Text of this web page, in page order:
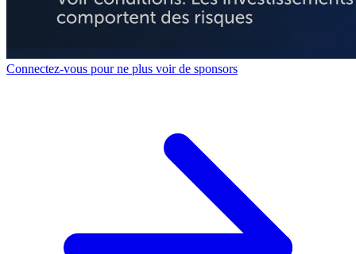
Connectez-vous pour ne plus voir de sponsors